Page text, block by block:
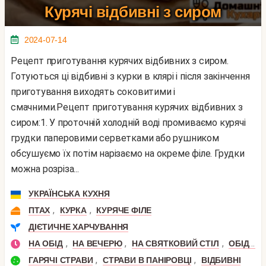
Курячі відбивні з сиром
2024-07-14
Рецепт приготування курячих відбивних з сиром.
Готуються ці відбивні з курки в клярі і після закінчення
приготування виходять соковитими і
смачними.Рецепт приготування курячих відбивних з
сиром:1. У проточній холодній воді промиваємо курячі
грудки паперовими серветками або рушником
обсушуємо їх потім нарізаємо на окреме філе. Грудки
можна розріза...
УКРАЇНСЬКА КУХНЯ
ПТАХ , КУРКА ,
КУРЯЧЕ ФІЛЕ
ДІЄТИЧНЕ ХАРЧУВАННЯ
НА ОБІД , НА ВЕЧЕРЮ , НА СВЯТКОВИЙ СТІЛ , ОБІД ЗА 30 ХВИЛИН
ГАРЯЧІ СТРАВИ , СТРАВИ В ПАНІРОВЦІ , ВІДБИВНІ